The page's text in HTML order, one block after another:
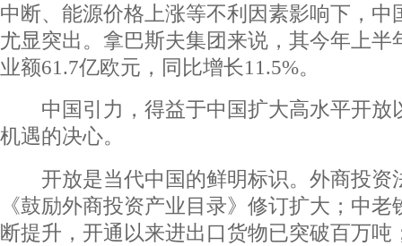
中断、能源价格上涨等不利因素影响下，中
尤显突出。拿巴斯夫集团来说，其今年上半
业额61.7亿欧元，同比增长11.5%。
中国引力，得益于中国扩大高水平开放
机遇的决心。
开放是当代中国的鲜明标识。外商投资
《鼓励外商投资产业目录》修订扩大；中
断提升，开通以来进出口货物已突破百万吨